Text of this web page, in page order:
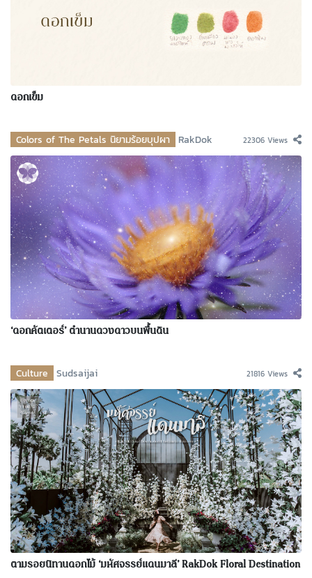
ดอกเข็ม
Colors of The Petals นิยามร้อยบุปผา RakDok 22306 Views
‘ดอกคัตเตอร์’ ตำนานดวงดาวบนพื้นดิน
Culture Sudsaijai 21816 Views
ตามรอยนิทานดอกไม้ ‘มหัศจรรย์แดนมาลี’ RakDok Floral Destination